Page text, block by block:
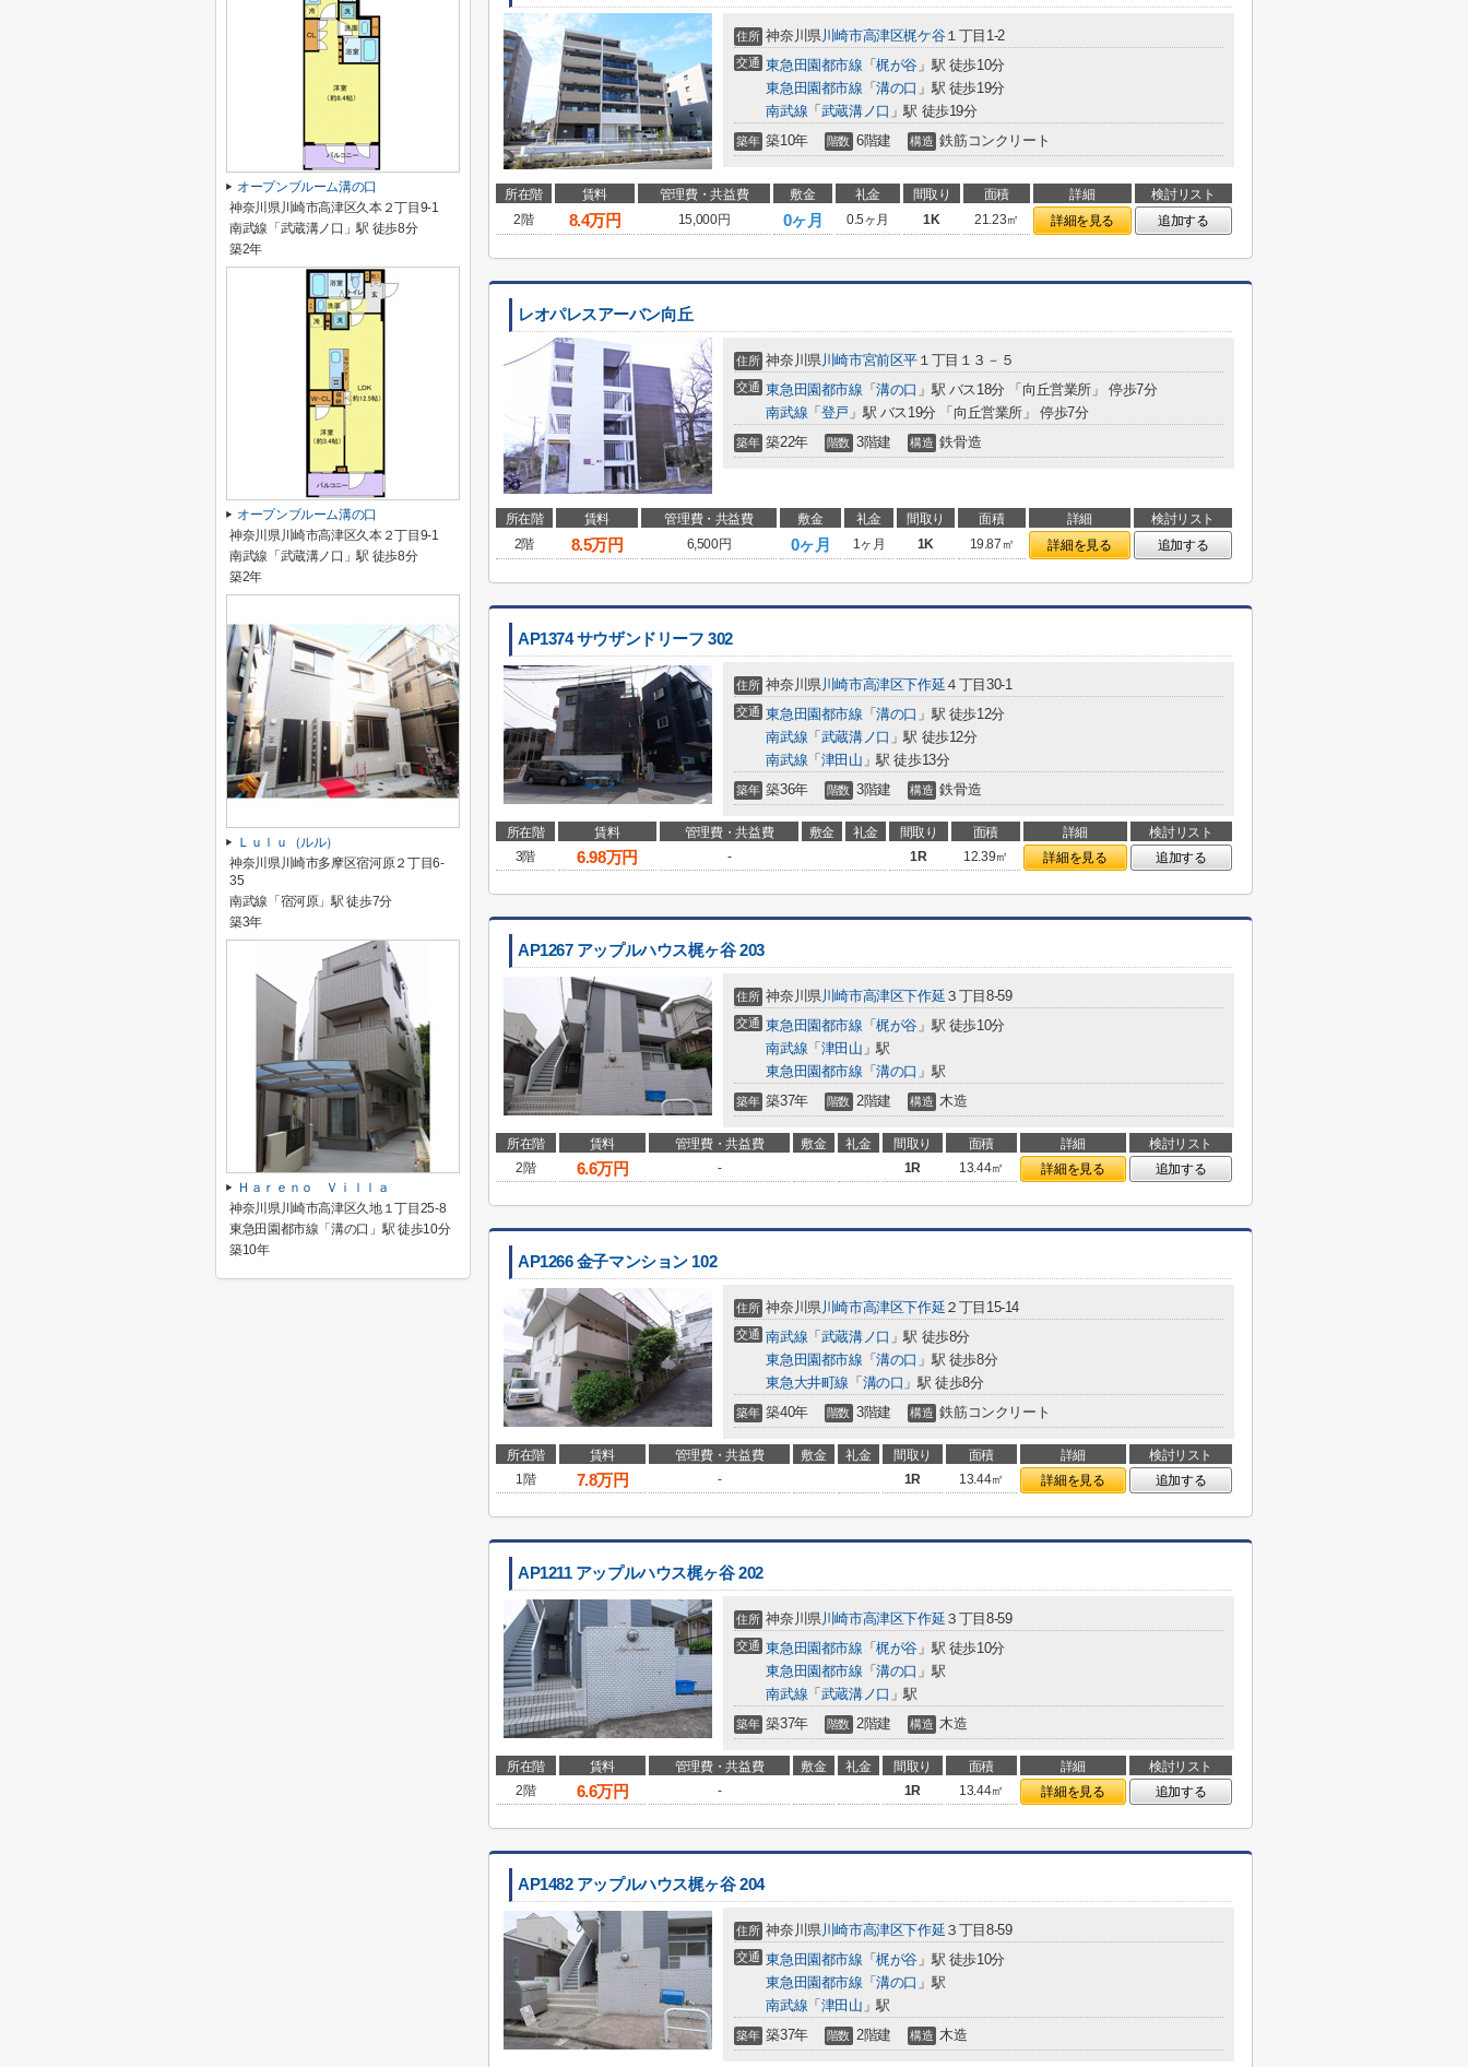
住所 神奈川県川崎市高津区梶ケ谷１丁目1-2
交通 東急田園都市線 「梶が谷 」駅 徒歩10分
東急田園都市線 「溝の口 」駅 徒歩19分
南武線 「 武蔵溝ノ口 」駅 徒歩19分
築年 築10年 階数 6階建 構造 鉄筋コンクリート
所在階 賃料 管理費・共益費 敷金 礼金 間取り 面積 詳細
検討リスト
2階
8.4万円 15,000円 0ヶ月 0.5ヶ月 1K 21.23㎡ 詳細を見る 追加する
レオパレスアーバン向丘
住所 神奈川県川崎市宮前区平 １丁目１３－５
交通 東急田園都市線 「溝の口 」駅 バス18分 「向丘営業所」 停歩7分
南武線 「 登戸 」駅 バス19分 「向丘営業所」 停歩7分
築年 築22年 階数 3階建 構造 鉄骨造
所在階 賃料 管理費・共益費 敷金 礼金 間取り 面積 詳細
検討リスト
2階
8.5万円 6,500円 0ヶ月 1ヶ月 1K 19.87㎡ 詳細を見る 追加する
AP1374 サウザンドリーフ 302
住所 神奈川県川崎市高津区下作延 ４丁目30-1
交通 東急田園都市線 「溝の口 」駅 徒歩12分
南武線 「 武蔵溝ノ口 」駅 徒歩12分
南武線 「 津田山 」駅 徒歩13分
築年 築36年 階数 3階建 構造 鉄骨造
所在階 賃料 管理費・共益費 敷金 礼金 間取り 面積 詳細
検討リスト
3階
6.98万円 - 1R 12.39㎡ 詳細を見る 追加する
AP1267 アップルハウス梶ヶ谷 203
住所 神奈川県川崎市高津区下作延 ３丁目8-59
交通 東急田園都市線 「梶が谷 」駅 徒歩10分
南武線 「 津田山 」駅
東急田園都市線 「溝の口 」駅
築年 築37年 階数 2階建 構造 木造
所在階 賃料 管理費・共益費 敷金 礼金 間取り 面積 詳細
検討リスト
2階
6.6万円 - 1R 13.44㎡ 詳細を見る 追加する
AP1266 金子マンション 102
住所 神奈川県川崎市高津区下作延 ２丁目15-14
交通 南武線 「 武蔵溝ノ口 」駅 徒歩8分
東急田園都市線 「溝の口 」駅 徒歩8分
東急大井町線 「 溝の口 」駅 徒歩8分
築年 築40年 階数 3階建 構造 鉄筋コンクリート
所在階 賃料 管理費・共益費 敷金 礼金 間取り 面積 詳細
検討リスト
1階
7.8万円 - 1R 13.44㎡ 詳細を見る 追加する
AP1211 アップルハウス梶ヶ谷 202
住所 神奈川県川崎市高津区下作延 ３丁目8-59
交通 東急田園都市線 「梶が谷 」駅 徒歩10分
東急田園都市線 「溝の口 」駅
南武線 「 武蔵溝ノ口 」駅
築年 築37年 階数 2階建 構造 木造
所在階 賃料 管理費・共益費 敷金 礼金 間取り 面積 詳細
検討リスト
2階
6.6万円 - 1R 13.44㎡ 詳細を見る 追加する
AP1482 アップルハウス梶ヶ谷 204
住所 神奈川県川崎市高津区下作延 ３丁目8-59
交通 東急田園都市線 「梶が谷 」駅 徒歩10分
東急田園都市線 「溝の口 」駅
南武線 「 津田山 」駅
築年 築37年 階数 2階建 構造 木造
オープンブルーム溝の口
神奈川県川崎市高津区久本２丁目9-1
南武線「武蔵溝ノ口」駅 徒歩8分
築2年
オープンブルーム溝の口
神奈川県川崎市高津区久本２丁目9-1
南武線「武蔵溝ノ口」駅 徒歩8分
築2年
Ｌｕｌｕ（ルル）
神奈川県川崎市多摩区宿河原２丁目6-
35
南武線「宿河原」駅 徒歩7分
築3年
Ｈａｒｅｎｏ Ｖｉｌｌａ
神奈川県川崎市高津区久地１丁目25-8
東急田園都市線「溝の口」駅 徒歩10分
築10年